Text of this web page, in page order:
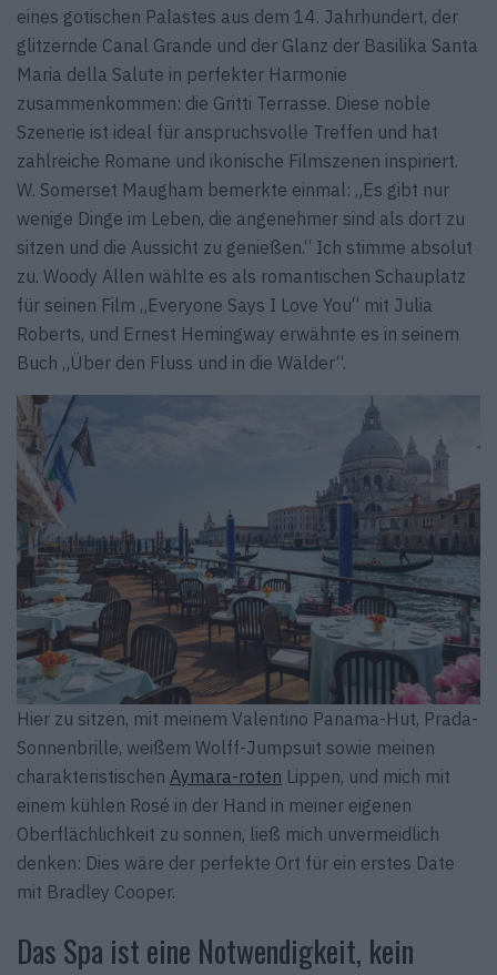
eines gotischen Palastes aus dem 14. Jahrhundert, der
glitzernde Canal Grande und der Glanz der Basilika Santa
Maria della Salute in perfekter Harmonie
zusammenkommen: die Gritti Terrasse. Diese noble
Szenerie ist ideal für anspruchsvolle Treffen und hat
zahlreiche Romane und ikonische Filmszenen inspiriert.
W. Somerset Maugham bemerkte einmal: „Es gibt nur
wenige Dinge im Leben, die angenehmer sind als dort zu
sitzen und die Aussicht zu genießen.“ Ich stimme absolut
zu. Woody Allen wählte es als romantischen Schauplatz
für seinen Film „Everyone Says I Love You“ mit Julia
Roberts, und Ernest Hemingway erwähnte es in seinem
Buch „Über den Fluss und in die Wälder“.
Hier zu sitzen, mit meinem Valentino Panama-Hut, Prada-
Sonnenbrille, weißem Wolff-Jumpsuit sowie meinen
charakteristischen Aymara-roten Lippen, und mich mit
einem kühlen Rosé in der Hand in meiner eigenen
Oberflächlichkeit zu sonnen, ließ mich unvermeidlich
denken: Dies wäre der perfekte Ort für ein erstes Date
mit Bradley Cooper.
Das Spa ist eine Notwendigkeit, kein